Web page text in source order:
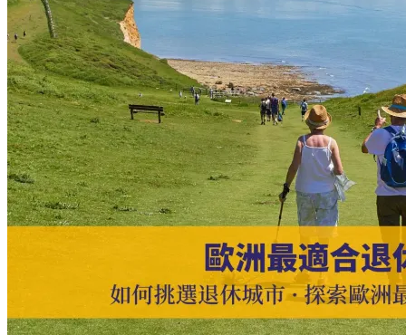
合
窮
遊
的
國
家
·
這
些
國
家